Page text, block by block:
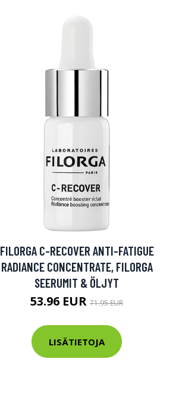
FILORGA C-RECOVER ANTI-FATIGUE
RADIANCE CONCENTRATE, FILORGA
SEERUMIT & ÖLJYT
53.96 EUR 71.95 EUR
LISÄTIETOJA
Sponsoriltamme
IdealofMeD
Varaa
hintaan.